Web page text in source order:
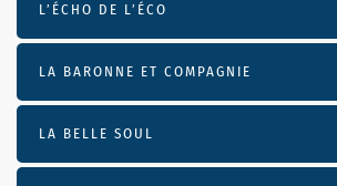
L’ÉCHO DE L’ÉCO
LA BARONNE ET COMPAGNIE
LA BELLE SOUL